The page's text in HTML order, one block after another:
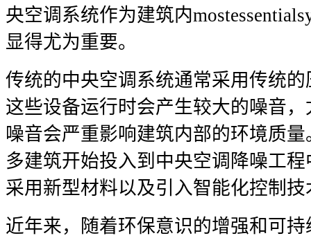
央空调系统作为建筑内
显得尤为重要。
传统的中央空调系统通常采用传统
这些设备运行时会产生较大的噪音
噪音会严重影响建筑内部的环境质
多建筑开始投入到中央空调降噪工
采用新型材料以及引入智能化控制
近年来，随着环保意识的增强和可